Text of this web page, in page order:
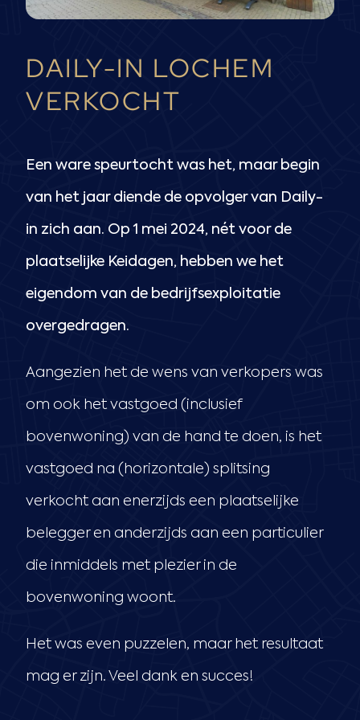
DAILY-IN LOCHEM
VERKOCHT
Een ware speurtocht was het, maar begin
van het jaar diende de opvolger van Daily-
in zich aan. Op 1 mei 2024, nét voor de
plaatselijke Keidagen, hebben we het
eigendom van de bedrijfsexploitatie
overgedragen.
Aangezien het de wens van verkopers was
om ook het vastgoed (inclusief
bovenwoning) van de hand te doen, is het
vastgoed na (horizontale) splitsing
verkocht aan enerzijds een plaatselijke
belegger en anderzijds aan een particulier
die inmiddels met plezier in de
bovenwoning woont.
Het was even puzzelen, maar het resultaat
mag er zijn. Veel dank en succes!